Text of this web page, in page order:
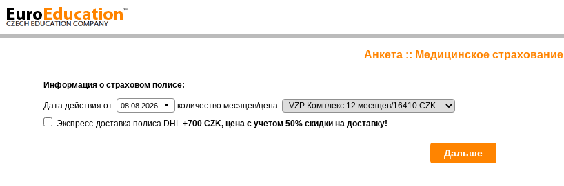
Анкета :: Медицинское страхование
Информация о страховом полисе:
Дата действия от:
количество месяцев/цена:
Экспресс-доставка полиса DHL +700 CZK, цена с учетом 50% скидки на доставку!